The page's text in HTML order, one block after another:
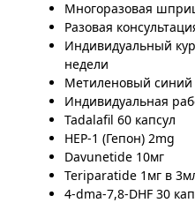
Многоразовая
Разовая
Индивидуальный
недели
Метиленовый синий
Индивидуальная
Tadalafil 60 капсул
HEP-1 (Гепон) 2mg
Davunetide 10мг
Teriparatide 1мг в
4-dma-7,8-DHF 30